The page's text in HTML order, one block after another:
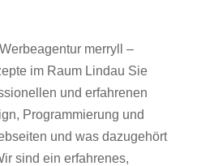
merryll –
im Raum Lindau Sie
und erfahrenen
Programmierung und
und was dazugehört
sind ein erfahrenes,